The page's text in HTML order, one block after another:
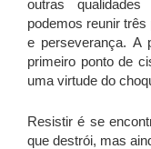
outras
podemos reunir
e perseverança. A
primeiro ponto de
uma virtude do
Resistir é se
que destrói, mas